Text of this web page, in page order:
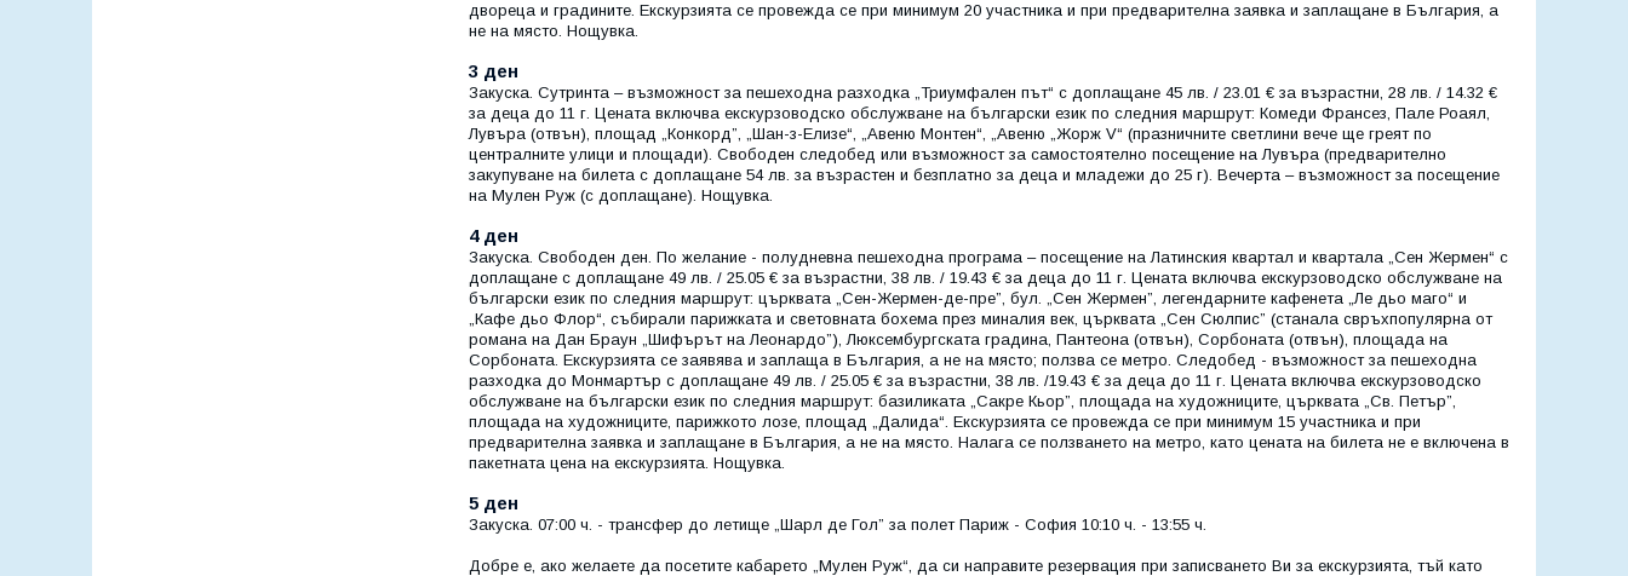
двореца и градините. Екскурзията се провежда се при минимум 20 участника и при предварителна заявка и заплащане в България, а
не на място. Нощувка.
3 ден
Закуска. Сутринта – възможност за пешеходна разходка „Триумфален път“ с доплащане 45 лв. / 23.01 € за възрастни, 28 лв. / 14.32 €
за деца до 11 г. Цената включва екскурзоводско обслужване на български език по следния маршрут: Комеди Франсез, Пале Роаял,
Лувъра (отвън), площад „Конкорд”, „Шан-з-Елизе“, „Авеню Монтен“, „Авеню „Жорж V“ (празничните светлини вече ще греят по
централните улици и площади). Свободен следобед или възможност за самостоятелно посещение на Лувъра (предварително
закупуване на билета с доплащане 54 лв. за възрастен и безплатно за деца и младежи до 25 г). Вечерта – възможност за посещение
на Мулен Руж (с доплащане). Нощувка.
4 ден
Закуска. Свободен ден. По желание - полудневна пешеходна програма – посещение на Латинския квартал и квартала „Сен Жермен“ с
доплащане с доплащане 49 лв. / 25.05 € за възрастни, 38 лв. / 19.43 € за деца до 11 г. Цената включва екскурзоводско обслужване на
български език по следния маршрут: църквата „Сен-Жермен-де-пре”, бул. „Сен Жермен”, легендарните кафенета „Ле дьо маго“ и
„Кафе дьо Флор“, събирали парижката и световната бохема през миналия век, църквата „Сен Сюлпис” (станала свръхпопулярна от
романа на Дан Браун „Шифърът на Леонардо”), Люксембургската градина, Пантеона (отвън), Сорбоната (отвън), площада на
Сорбоната. Екскурзията се заявява и заплаща в България, а не на място; ползва се метро. Следобед - възможност за пешеходна
разходка до Монмартър с доплащане 49 лв. / 25.05 € за възрастни, 38 лв. /19.43 € за деца до 11 г. Цената включва екскурзоводско
обслужване на български език по следния маршрут: базиликата „Сакре Кьор”, площада на художниците, църквата „Св. Петър”,
площада на художниците, парижкото лозе, площад „Далида“. Екскурзията се провежда се при минимум 15 участника и при
предварителна заявка и заплащане в България, а не на място. Налага се ползването на метро, като цената на билета не е включена в
пакетната цена на екскурзията. Нощувка.
5 ден
Закуска. 07:00 ч. - трансфер до летище „Шарл де Гол” за полет Париж - София 10:10 ч. - 13:55 ч.
Добре е, ако желаете да посетите кабарето „Мулен Руж“, да си направите резервация при записването Ви за екскурзията, тъй като